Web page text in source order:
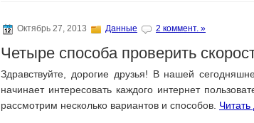
Октябрь 27, 2013 Данные 2 коммент. »
Четыре способа проверить
Здравствуйте, дорогие друзья! В нашей
начинает интересовать каждого интернет
рассмотрим несколько вариантов и способов.